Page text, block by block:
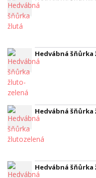
Hedvábná
Hedvábná
Hedvábná